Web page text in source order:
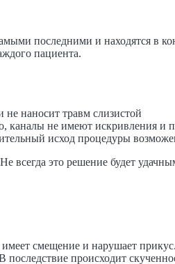
последними и находятся в
пациента.
не наносит травм слизистой
каналы не имеют искривления и
исход процедуры
всегда это решение будет
смещение и нарушает прикус.
происходит